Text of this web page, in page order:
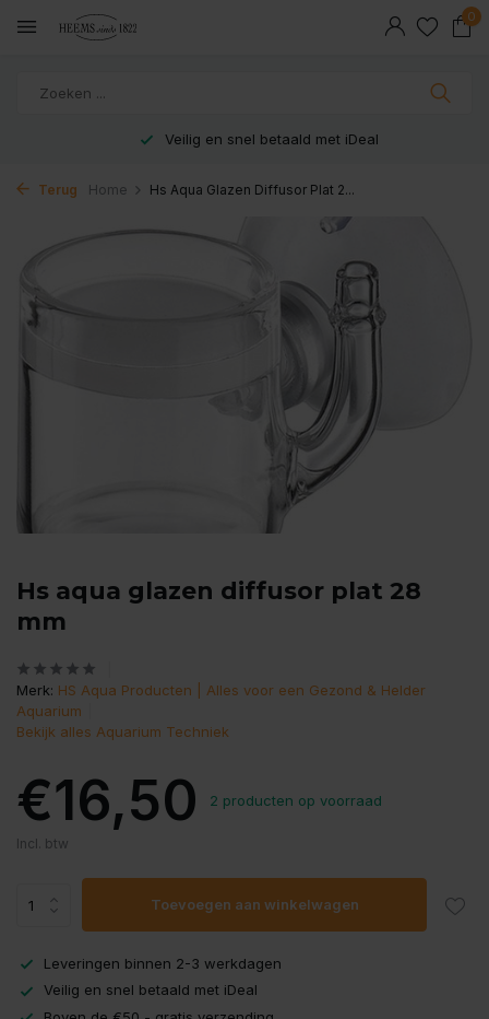
0
Veilig en snel betaald met iDeal
Terug Home Hs Aqua Glazen Diffusor Plat 2...
Hs aqua glazen diffusor plat 28
mm
Merk: HS Aqua Producten | Alles voor een Gezond & Helder
Aquarium
Bekijk alles Aquarium Techniek
€16,50 2 producten op voorraad
Incl. btw
Toevoegen aan winkelwagen
Leveringen binnen 2-3 werkdagen
Veilig en snel betaald met iDeal